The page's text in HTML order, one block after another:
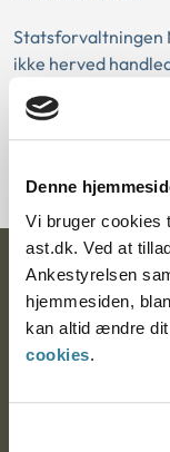
Denne
Vi bruger cookies
ast.dk. Ved at
Ankestyrelsen
hjemmesiden,
kan altid ændre
cookies.
Statsforvaltningen
ikke herved
Download PDF
Ankestyrelsen
Postadresse:
9000 Aalborg